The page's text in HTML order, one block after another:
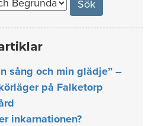
sång och min glädje” –
på Falketorp
inkarnationen?